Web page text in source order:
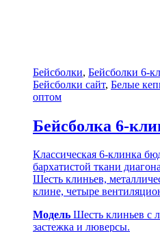
Бейсболки, Бейсболки 6-
Бейсболки сайт, Белые
оптом
Бейсболка 6-
Классическая 6-клинка
бархатистой ткани
Шесть клиньев,
клине, четыре
Модель Шесть клиньев с
застежка и люверсы.